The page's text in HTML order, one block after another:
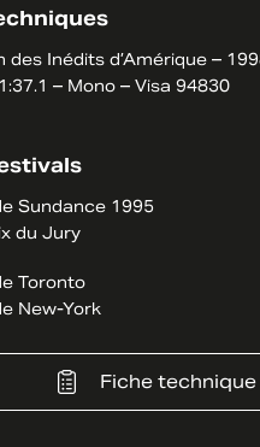
des Inédits d’Amérique –
– Mono – Visa 94830
Sundance 1995
du Jury
Toronto
New-York
Fiche technique